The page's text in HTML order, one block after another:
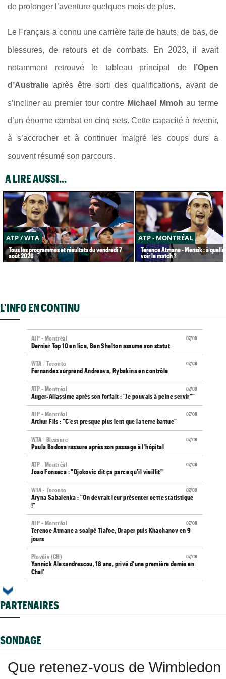
de prolonger l’aventure quelques mois de plus.
Le Français a connu une carrière faite de hauts, de bas, de
blessures, de retours et de combats. En 2023, il avait
notamment retrouvé le tableau principal de l’Open
d’Australie après être sorti des qualifications, avant de
s’incliner au premier tour contre Michael Mmoh au terme
d’un énorme combat en cinq sets. Cette capacité à revenir,
à s’accrocher et à continuer malgré les coups durs a
souvent résumé son parcours.
A LIRE AUSSI...
ATP / WTA
Tous les programmes et résultats du vendredi 7
août 2026
ATP - MONTRÉAL
Terence Atmane - Mensik : à
voir le match ?
L'INFO EN CONTINU
07/08
ATP - Montréal
Dernier Top 10 en lice, Ben Shelton assume son statut
07/08
WTA - Toronto
Fernandez surprend Andreeva, Rybakina en contrôle
07/08
ATP - Montréal
Auger-Aliassime après son forfait : "Je pouvais à peine servir""
07/08
ATP - Montréal
Arthur Fils : "C’est presque plus lent que la terre battue"
07/08
WTA - Blessure
Paula Badosa rassure après son passage à l’hôpital
07/08
ATP - Montréal
Joao Fonseca : "Djokovic dit ça parce qu'il vieillit"
07/08
WTA - Toronto
Aryna Sabalenka : "On devrait leur présenter cette statistique
!"
07/08
ATP - Montréal
Terence Atmane a scalpé Tiafoe, Draper puis Khachanov en 9
jours
07/08
Plovdiv (CH)
Yannick Alexandrescou, 18 ans, privé d'une première demie en
Chal'
ATP - Montréal
07/08
Istanbul (CH)
Deux Français dans le dernier carré en Turquie
PARTENAIRES
SONDAGE
Que retenez-vous de Wimbledon